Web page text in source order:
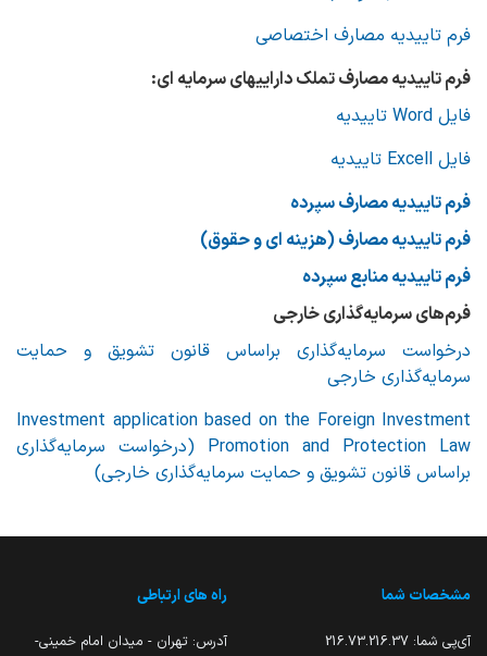
فرم تاییدیه مصارف اختصاصی
فرم تاییدیه مصارف تملک داراییهای سرمایه ای:
فایل Word تاییدیه
فایل Excell تاییدیه
فرم تاییدیه مصارف سپرده
فرم تاییدیه مصارف (هزینه ای و حقوق)
فرم تاییدیه منابع سپرده
فرم‌های سرمایه‌گذاری خارجی
درخواست سرمایه‌گذاری براساس قانون تشویق و حمایت
سرمایه‌گذاری خارجی
Investment application based on the Foreign Investment
Promotion and Protection Law (درخواست سرمایه‌گذاری
براساس قانون تشویق و حمایت سرمایه‌گذاری خارجی)
مشخصات شما
آی‌پی شما: 216.73.216.37
راه های ارتباطی
آدرس: تهران - میدان امام خمینی-